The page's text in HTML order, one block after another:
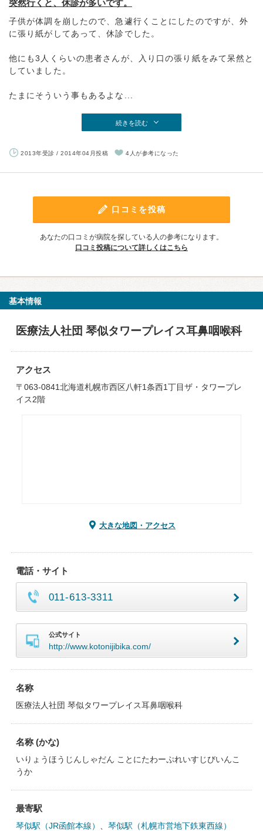
突然行くと、休診が多いです。
子供が体調を崩したので、急遽行くことにしたのですが、外
に張り紙がしてあって、休診でした。
他にも3人くらいの患者さんが、入り口の張り紙をみて呆然と
していました。
たまにそういう事もあるよな...
続きを読む
2013年受診 / 2014年04月投稿 4人が参考になった
口コミを投稿
あなたの口コミが病院を探している人の参考になります。
口コミ投稿について詳しくはこちら
基本情報
医療法人社団 琴似タワープレイス耳鼻咽喉科
アクセス
〒063-0841北海道札幌市西区八軒1条西1丁目ザ・タワープレ
イス2階
大きな地図・アクセス
電話・サイト
011-613-3311
公式サイト
http://www.kotonijibika.com/
名称
医療法人社団 琴似タワープレイス耳鼻咽喉科
名称 (かな)
いりょうほうじんしゃだん ことにたわーぷれいすじびいんこ
うか
最寄駅
琴似駅（JR函館本線） 琴似駅（札幌市営地下鉄東西線）